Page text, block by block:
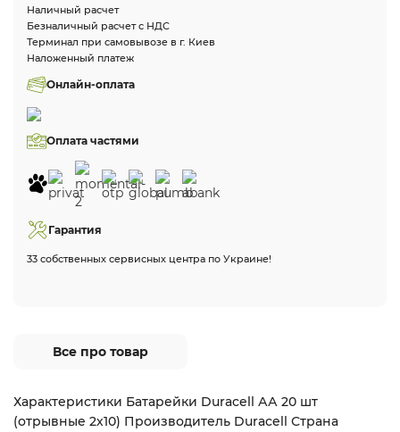
Наличный расчет
Безналичный расчет с НДС
Терминал при самовывозе в г. Киев
Наложенный платеж
Онлайн-оплата
Оплата частями
Гарантия
33 собственных сервисных центра по Украине!
Все про товар
Характеристики Батарейки Duracell АА 20 шт
(отрывные 2х10) Производитель Duracell Страна